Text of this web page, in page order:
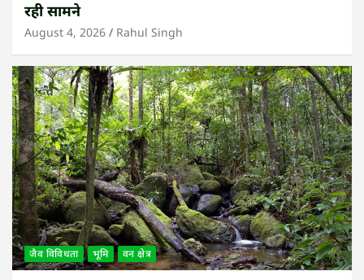
रही सामने
August 4, 2026 Rahul Singh
जैव विविधता भूमि वन क्षेत्र